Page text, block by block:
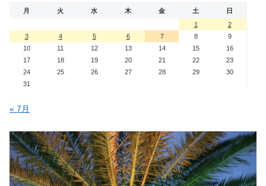
月 火 水 木 金 土
日
1
2
3
4 5 6 7 8
9
10
11 12 13 14 15
16
17
18 19 20 21 22
23
24
25 26 27 28 29
30
31
« 7月